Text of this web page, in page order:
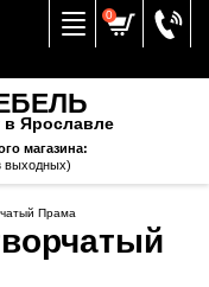
0
Ярославле
магазина:
выходных)
Прама